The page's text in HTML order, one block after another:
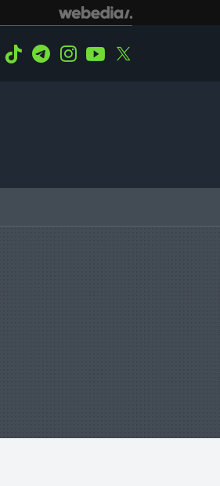
WhatsApp
Tiktok TelegramInstagramYoutube